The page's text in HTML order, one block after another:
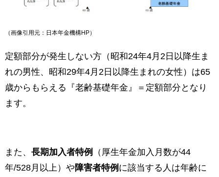
（画像引用元：日本年金機構HP）
定額部分が発生しない方（昭和24年4月2日以降生ま
れの男性、昭和29年4月2日以降生まれの女性）は65
歳からもらえる『老齢基礎年金』＝定額部分となり
ます。
また、 長期加入者特例
（厚生年金加入月数が44
年/528月以上）や障害者特例 に該当する人は年齢に